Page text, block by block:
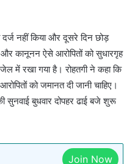
नहीं किया और दूसरे दिन छोड़
कानूनन ऐसे आरोपितों को सुधारगृह
में रखा गया है। रोहतगी ने कहा कि
को जमानत दी जानी चाहिए।
बुधवार दोपहर ढाई बजे शुरू
Join Now